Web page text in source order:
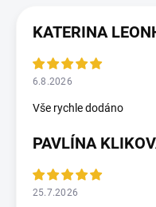
KATERINA
6.8.2026
Vše rychle dodáno
PAVLÍNA
25.7.2026